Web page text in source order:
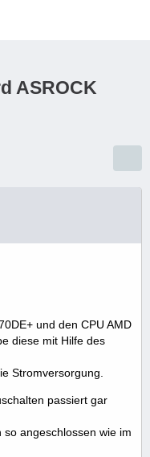
ASROCK
und den CPU AMD
diese mit Hilfe des
Stromversorgung.
passiert gar
so angeschlossen wie im